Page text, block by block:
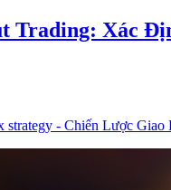
Trading: Xác
strategy - Chiến Lược Giao